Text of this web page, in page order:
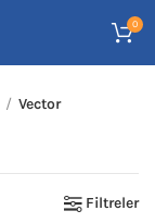
0
Vector
Filtreler